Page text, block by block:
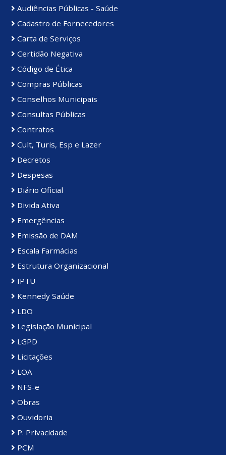
Audiências Públicas - Saúde
Cadastro de Fornecedores
Carta de Serviços
Certidão Negativa
Código de Ética
Compras Públicas
Conselhos Municipais
Consultas Públicas
Contratos
Cult, Turis, Esp e Lazer
Decretos
Despesas
Diário Oficial
Divida Ativa
Emergências
Emissão de DAM
Escala Farmácias
Estrutura Organizacional
IPTU
Kennedy Saúde
LDO
Legislação Municipal
LGPD
Licitações
LOA
NFS-e
Obras
Ouvidoria
P. Privacidade
PCM